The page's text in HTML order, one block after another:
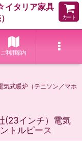
タリア家具
カート
ご利用案内
気式暖炉（テニソン／マホ
(23インチ）電気
トルピース